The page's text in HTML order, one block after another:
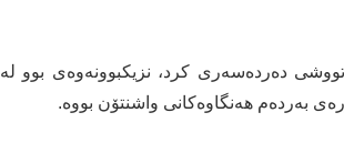
دەردەسەری کرد، نزیکبوونەوەی بوو لە
بەردەم هەنگاوەکانی واشنتۆن بووە.